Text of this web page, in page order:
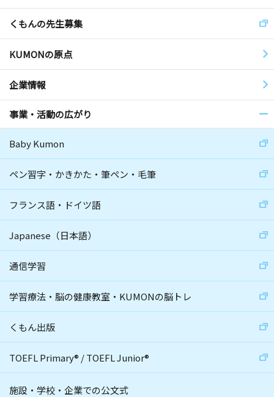
くもんの先生募集
KUMONの原点
企業情報
事業・活動の広がり
Baby Kumon
ペン習字・かきかた・筆ペン・毛筆
フランス語・ドイツ語
Japanese（日本語）
通信学習
学習療法・脳の健康教室・KUMONの脳トレ
くもん出版
TOEFL Primary® /TOEFL Junior®
施設・学校・企業での公文式